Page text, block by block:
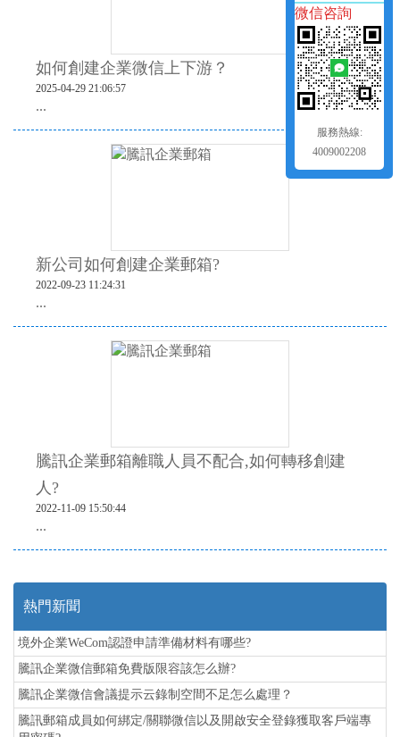
如何創建企業微信上下游？
2025-04-29 21:06:57
...
新公司如何創建企業郵箱?
2022-09-23 11:24:31
...
騰訊企業郵箱離職人員不配合,如何轉移創建
人?
2022-11-09 15:50:44
...
熱門新聞
境外企業WeCom認證申請準備材料有哪些?
騰訊企業微信郵箱免費版限容該怎么辦?
騰訊企業微信會議提示云錄制空間不足怎么處理？
騰訊郵箱成員如何綁定/關聯微信以及開啟安全登錄獲取客戶端專
微信咨詢
服務熱線:
4009002208